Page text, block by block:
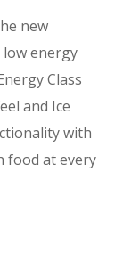
new
energy
Class
and Ice
with
food at every